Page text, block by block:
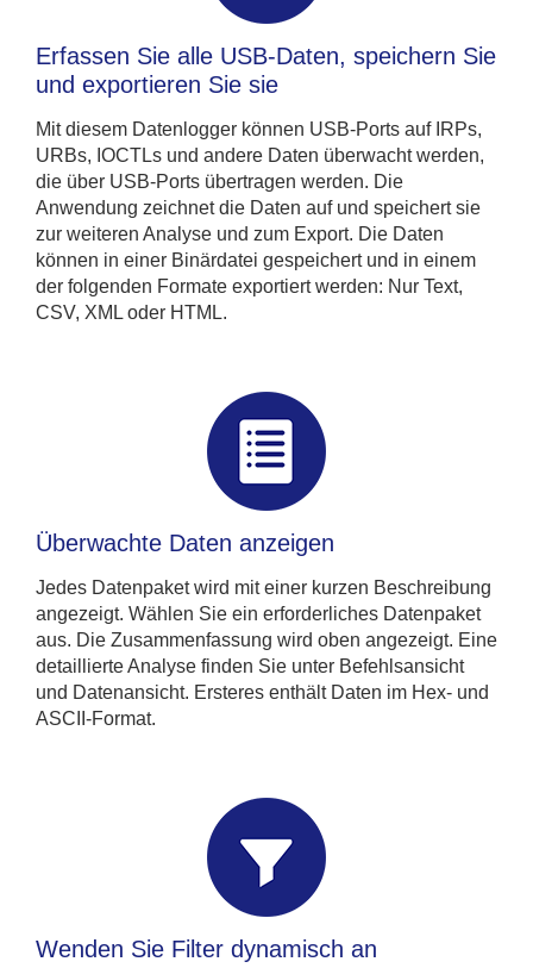
Erfassen Sie alle USB-Daten, speichern Sie
und exportieren Sie sie
Mit diesem Datenlogger können USB-Ports auf IRPs,
URBs, IOCTLs und andere Daten überwacht werden,
die über USB-Ports übertragen werden. Die
Anwendung zeichnet die Daten auf und speichert sie
zur weiteren Analyse und zum Export. Die Daten
können in einer Binärdatei gespeichert und in einem
der folgenden Formate exportiert werden: Nur Text,
CSV, XML oder HTML.
Überwachte Daten anzeigen
Jedes Datenpaket wird mit einer kurzen Beschreibung
angezeigt. Wählen Sie ein erforderliches Datenpaket
aus. Die Zusammenfassung wird oben angezeigt. Eine
detaillierte Analyse finden Sie unter Befehlsansicht
und Datenansicht. Ersteres enthält Daten im Hex- und
ASCII-Format.
Wenden Sie Filter dynamisch an